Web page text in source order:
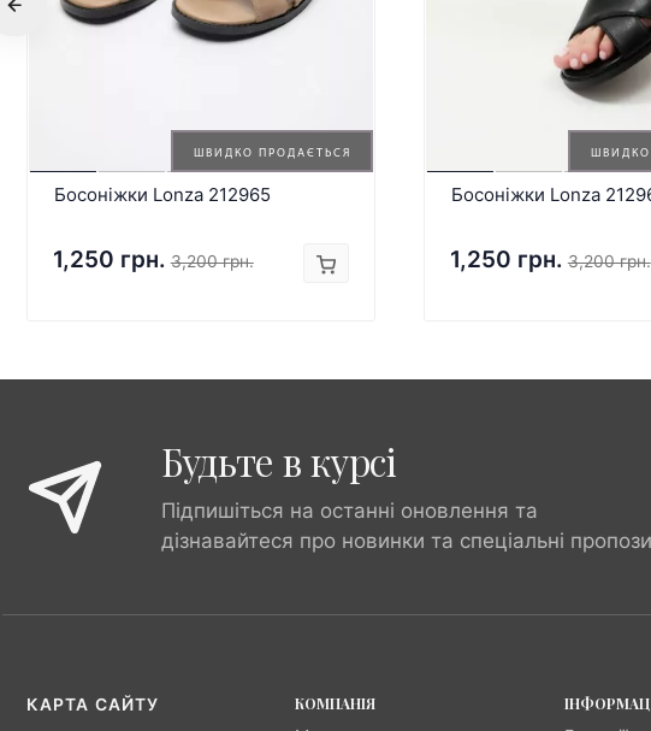
ШВИДКО ПРОДАЄТЬСЯ
Босоніжки Lonza 212965
1,250 грн. 3,200 грн.
ШВИДКО
Босоніжки Lonza
1,250 грн. 3,200 грн.
Будьте в курсі
Підпишіться на останні оновлення та
дізнавайтеся про новинки та спеціальні
КАРТА САЙТУ
КОМПАНІЯ